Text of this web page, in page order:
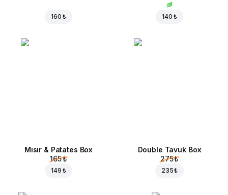
160 ₺ 140 ₺
Mısır & Patates Box
165 ₺
149 ₺
Double Tavuk Box
275 ₺
235 ₺